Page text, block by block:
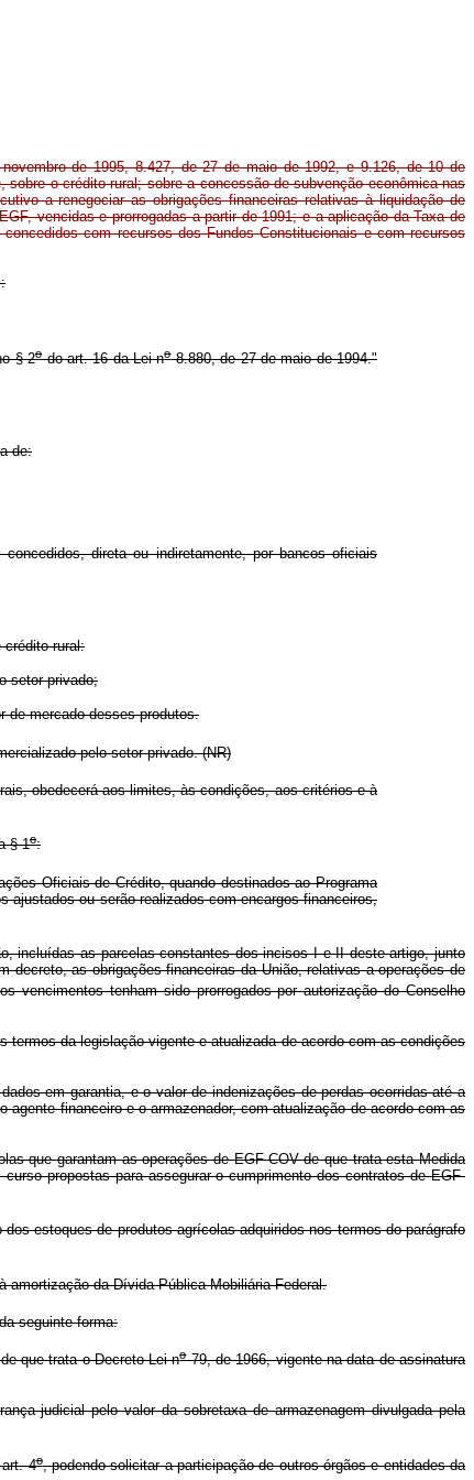
de 1995, 8.427, de 27 de maio de 1992, e 9.126, de 10 de
sobre o crédito rural; sobre a concessão de subvenção econômica nas
a renegociar as obrigações financeiras relativas à liquidação de
vencidas e prorrogadas a partir de 1991; e a aplicação da Taxa de
com recursos dos Fundos Constitucionais e com recursos
§ 2odo art. 16 da Lei no8.880, de 27 de maio de 1994."
de:
direta ou indiretamente, por bancos oficiais
crédito rural:
setor privado;
de mercado desses produtos.
pelo setor privado. (NR)
obedecerá aos limites, às condições, aos critérios e à
§ 1o:
Oficiais de Crédito, quando destinados ao Programa
ajustados ou serão realizados com encargos financeiros,
incluídas as parcelas constantes dos incisos I e II deste artigo, junto
as obrigações financeiras da União, relativas a operações de
vencimentos tenham sido prorrogados por autorização do Conselho
termos da legislação vigente e atualizada de acordo com as condições
em garantia, e o valor de indenizações de perdas ocorridas até a
financeiro e o armazenador, com atualização de acordo com as
que garantam as operações de EGF-COV de que trata esta Medida
propostas para assegurar o cumprimento dos contratos de EGF-
estoques de produtos agrícolas adquiridos nos termos do parágrafo
da Dívida Pública Mobiliária Federal.
seguinte forma:
que trata o Decreto-Lei no79, de 1966, vigente na data de assinatura
judicial pelo valor da sobretaxa de armazenagem divulgada pela
4o, podendo solicitar a participação de outros órgãos e entidades da